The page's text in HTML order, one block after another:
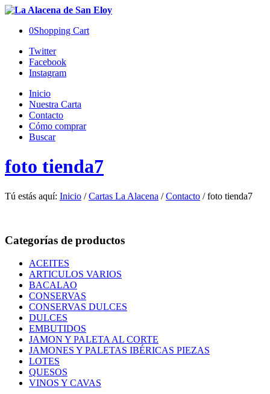
0Shopping Cart
Twitter
Facebook
Instagram
Inicio
Nuestra Carta
Contacto
Cómo comprar
Buscar
foto tienda7
Tú estás aquí: Inicio / Cartas La Alacena / Contacto / foto tienda7
Categorías de productos
ACEITES
ARTICULOS VARIOS
BACALAO
CONSERVAS
CONSERVAS DULCES
DULCES
EMBUTIDOS
JAMON Y PALETA AL CORTE
JAMONES Y PALETAS IBÉRICAS PIEZAS
LOTES
QUESOS
VINOS Y CAVAS